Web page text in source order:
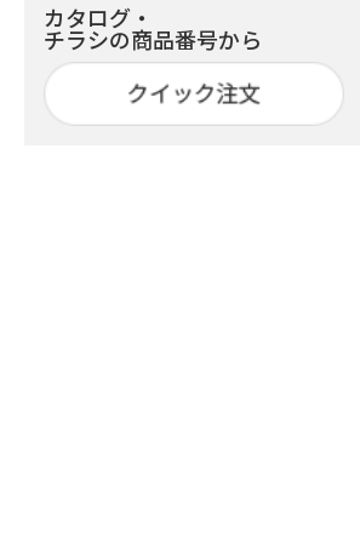
カタログ・
チラシの商品番号から